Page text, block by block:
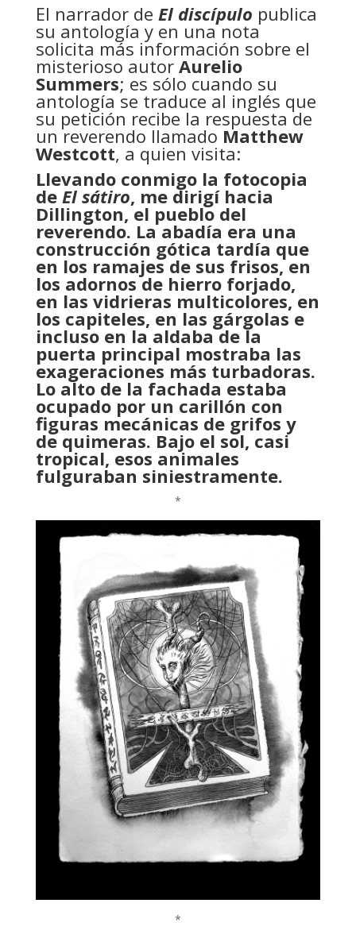
El narrador de El discípulo publica
su antología y en una nota
solicita más información sobre el
misterioso autor Aurelio
Summers; es sólo cuando su
antología se traduce al inglés que
su petición recibe la respuesta de
un reverendo llamado Matthew
Westcott, a quien visita:
Llevando conmigo la fotocopia
de El sátiro, me dirigí hacia
Dillington, el pueblo del
reverendo. La abadía era una
construcción gótica tardía que
en los ramajes de sus frisos, en
los adornos de hierro forjado,
en las vidrieras multicolores, en
los capiteles, en las gárgolas e
incluso en la aldaba de la
puerta principal mostraba las
exageraciones más turbadoras.
Lo alto de la fachada estaba
ocupado por un carillón con
figuras mecánicas de grifos y
de quimeras. Bajo el sol, casi
tropical, esos animales
fulguraban siniestramente.
*
*